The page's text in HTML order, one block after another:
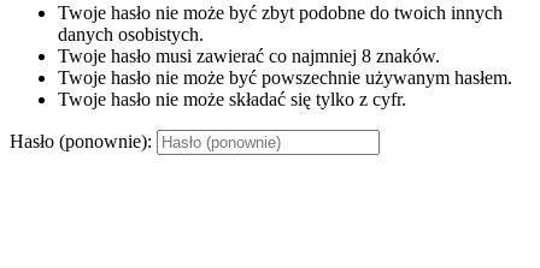
Twoje hasło nie może być zbyt podobne do twoich innych
danych osobistych.
Twoje hasło musi zawierać co najmniej 8 znaków.
Twoje hasło nie może być powszechnie używanym hasłem.
Twoje hasło nie może składać się tylko z cyfr.
Hasło (ponownie):